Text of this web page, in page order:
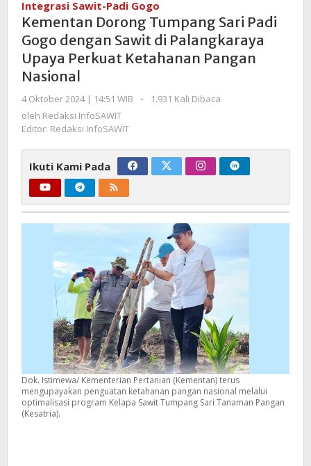
Sari
Padi
Gogo
dengan
Palangkaraya
Upaya
Perkuat
Ketahanan
Pangan
Nasional
Integrasi Sawit-Padi Gogo
Kementan Dorong Tumpang Sari Padi
Gogo dengan Sawit di Palangkaraya
Upaya Perkuat Ketahanan Pangan
Nasional
4 Oktober 2024 | 14:51 WIB
oleh
-
1.931 Kali Dibaca
oleh Redaksi InfoSAWIT
Editor: Redaksi InfoSAWIT
Ikuti Kami Pada
Dok. Istimewa/ Kementerian Pertanian (Kementan) terus
mengupayakan penguatan ketahanan pangan nasional melalui
optimalisasi program Kelapa Sawit Tumpang Sari Tanaman Pangan
(Kesatria).